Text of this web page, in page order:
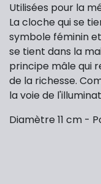
Utilisées pour la
La cloche qui se
symbole féminin
se tient dans la
principe mâle qui
de la richesse.
la voie de
Diamètre 11 cm -